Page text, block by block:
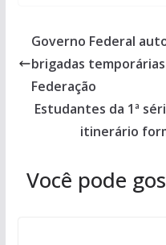
Governo Federal
brigadas
Federação
Estudantes da 1ª
itinerário
Você pode